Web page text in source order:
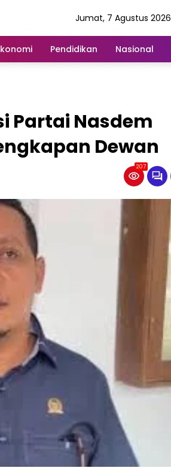
Jumat, 7 Agustus 2026
Pendidikan Nasional
Partai Nasdem
Dewan
207